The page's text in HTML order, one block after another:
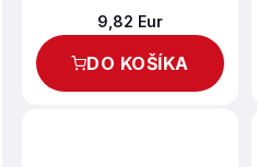
9,82 Eur
DO KOŠÍKA